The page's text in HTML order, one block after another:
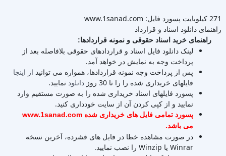
271 کیلوبایت
پسورد فایل: www.1sanad.com
راهنمای دانلود اسناد و قرارداد
راهنمای خرید اسناد حقوقی و نمونه قراردادها:
لینک دانلود فایل اسناد و قراردادهای حقوقی بلافاصله بعد از
پرداخت وجه به نمایش در خواهد آمد.
پس از پرداخت وجه نمونه قراردادها، همواره می توانید از اینجا
فایلهای خریداری شده را را تا 30 روز
دانلود نمایید.
پسورد فایلهای اسناد خریداری شده را به صورت مستقیم وارد
نمایید و از کپی کردن آن از سایت خودداری کنید.
پسورد تمامی فایل های خریداری شده www.1sanad.com
می باشد.
در صورت مشاهده خطا در فایل های فشرده، آخرین نسخه
Winrar یا Winzip را نصب نمایید.